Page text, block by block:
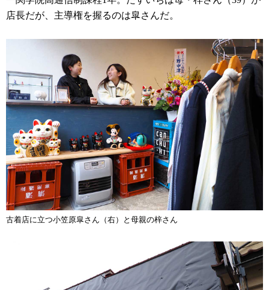
店長だが、主導権を握るのは皐さんだ。
古着店に立つ小笠原皐さん（右）と母親の梓さん